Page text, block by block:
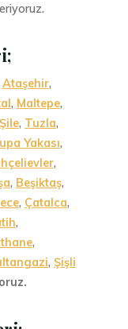
;
Ataşehir,
, Maltepe,
Şile, Tuzla,
Yakası,
,
, Beşiktaş,
, Çatalca,
,
,
,Şişli